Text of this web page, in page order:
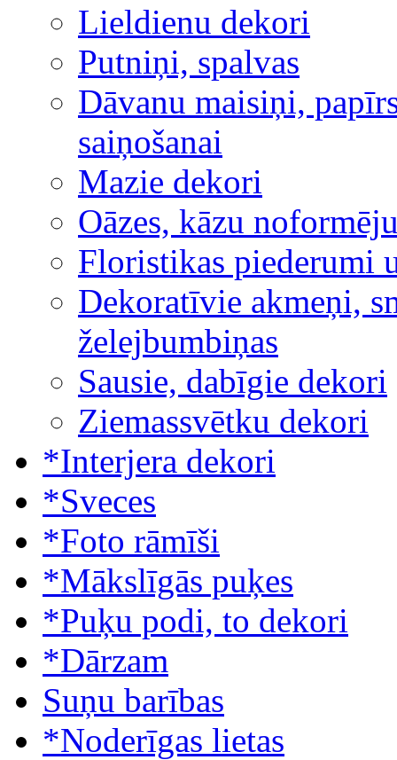
Lieldienu dekori
Putniņi, spalvas
Dāvanu maisiņi,
saiņošanai
Mazie dekori
Oāzes, kāzu
Floristikas piederumi
Dekoratīvie akmeņi,
želejbumbiņas
Sausie, dabīgie dekori
Ziemassvētku dekori
*Interjera dekori
*Sveces
*Foto rāmīši
*Mākslīgās puķes
*Puķu podi, to dekori
*Dārzam
Suņu barības
*Noderīgas lietas